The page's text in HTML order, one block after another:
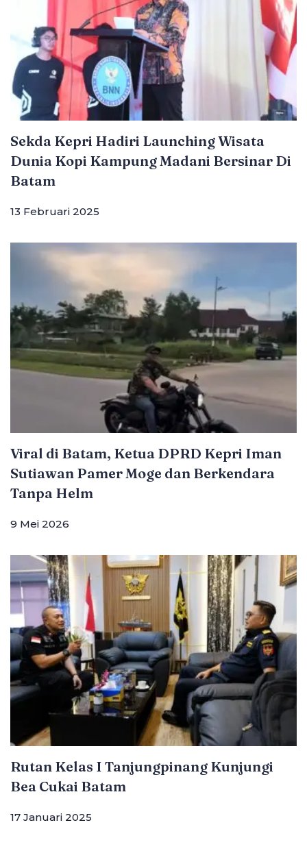
Sekda Kepri Hadiri Launching Wisata
Dunia Kopi Kampung Madani Bersinar Di
Batam
13 Februari 2025
Viral di Batam, Ketua DPRD Kepri Iman
Sutiawan Pamer Moge dan Berkendara
Tanpa Helm
9 Mei 2026
Rutan Kelas I Tanjungpinang Kunjungi
Bea Cukai Batam
17 Januari 2025